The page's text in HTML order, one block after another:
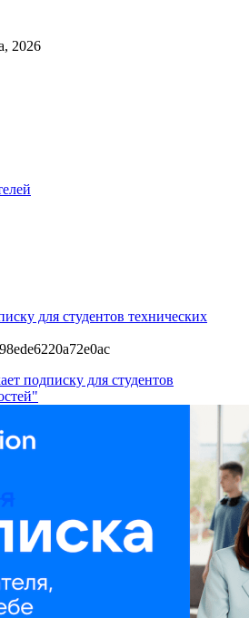
2026
для студентов технических
подписку для студентов